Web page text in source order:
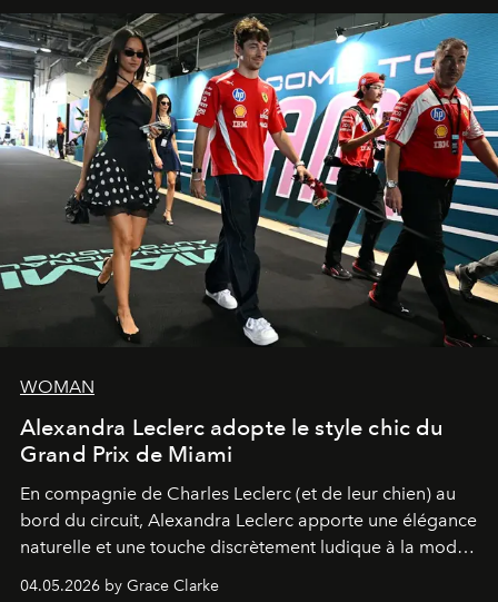
WOMAN
Alexandra Leclerc adopte le style chic du
Grand Prix de Miami
En compagnie de Charles Leclerc (et de leur chien) au
bord du circuit, Alexandra Leclerc apporte une élégance
naturelle et une touche discrètement ludique à la mode
de la Formule 1.
04.05.2026 by Grace Clarke